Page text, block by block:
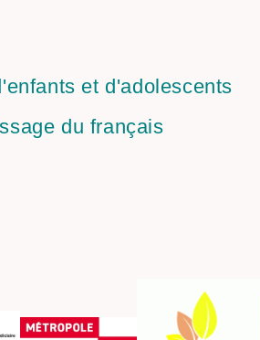
et d'adolescents
du français